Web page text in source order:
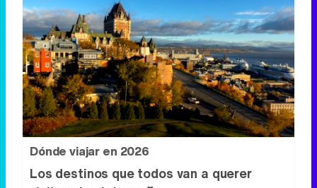
Dónde viajar en 2026
Los destinos que todos van a querer